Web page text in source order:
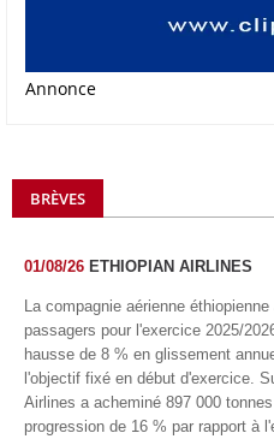
Annonce
BRÈVES
01/08/26 ETHIOPIAN AIRLINES
La compagnie aérienne
passagers pour l'exercice 2025/
hausse de 8 % en glissement
l'objectif fixé en début d'exercice.
Airlines a acheminé 897 000
progression de 16 % par rapport à